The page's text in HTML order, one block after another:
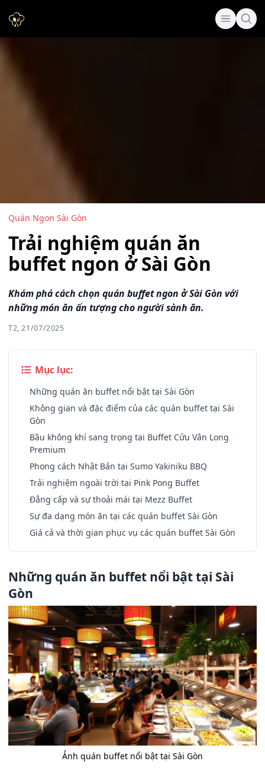
Quán Ngon Sài Gòn
Trải nghiệm quán ăn
buffet ngon ở Sài Gòn
Khám phá cách chọn quán buffet ngon ở Sài Gòn với
những món ăn ấn tượng cho người sành ăn.
T2, 21/07/2025
Mục lục:
Những quán ăn buffet nổi bật tại Sài Gòn
Không gian và đặc điểm của các quán buffet tại Sài
Gòn
Bầu không khí sang trọng tại Buffet Cửu Vân Long
Premium
Phong cách Nhật Bản tại Sumo Yakiniku BBQ
Trải nghiệm ngoài trời tại Pink Pong Buffet
Đẳng cấp và sự thoải mái tại Mezz Buffet
Sự đa dạng món ăn tại các quán buffet Sài Gòn
Giá cả và thời gian phục vụ các quán buffet Sài Gòn
Những quán ăn buffet nổi bật tại Sài
Gòn
Ảnh quán buffet nổi bật tại Sài Gòn